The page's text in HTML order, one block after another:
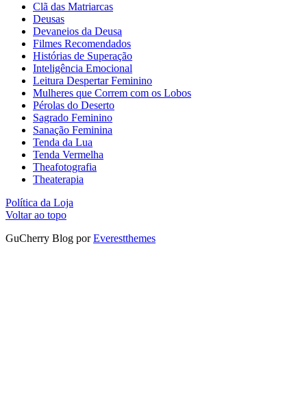
Clã das Matriarcas
Deusas
Devaneios da Deusa
Filmes Recomendados
Histórias de Superação
Inteligência Emocional
Leitura Despertar Feminino
Mulheres que Correm com os Lobos
Pérolas do Deserto
Sagrado Feminino
Sanação Feminina
Tenda da Lua
Tenda Vermelha
Theafotografia
Theaterapia
Política da Loja
Voltar ao topo
GuCherry Blog porEverestthemes